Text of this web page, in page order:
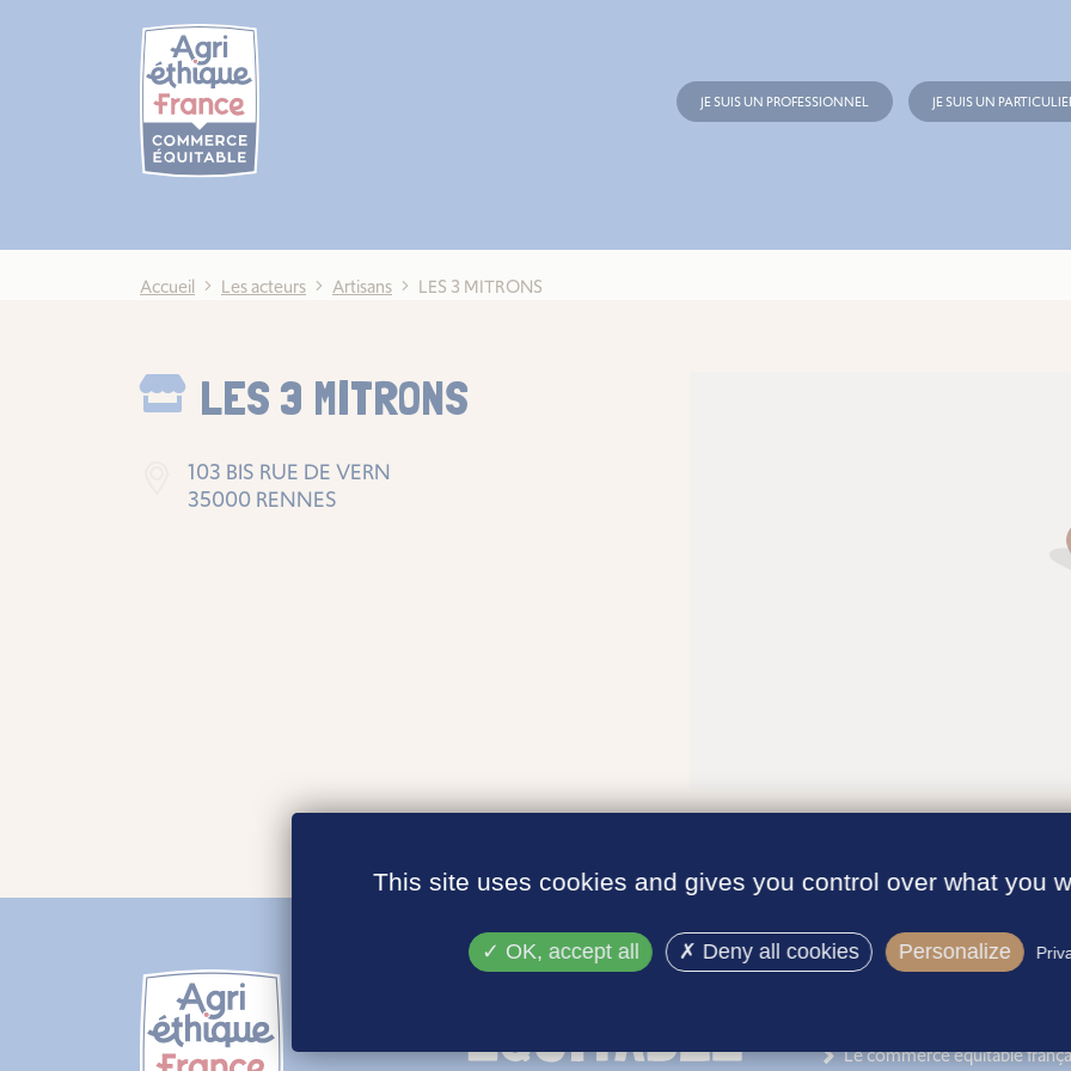
JE SUIS UN PROFESSIONNEL JE SUIS UN
Accueil Les acteurs Artisans LES 3 MITRONS
LES 3 MITRONS
103 BIS RUE DE VERN
35000 RENNES
Le commerce équitable
This site uses cookies and gives you control over what you
OK, accept all Deny all cookies Personalize